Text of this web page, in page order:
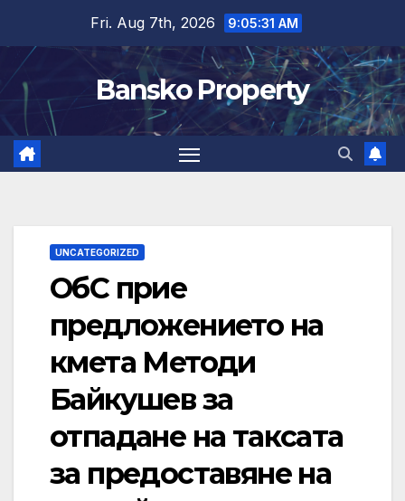
content
Fri. Aug 7th, 2026 9:05:31 AM
Bansko Property
UNCATEGORIZED
ОбС прие
предложението на
кмета Методи
Байкушев за
отпадане на таксата
за предоставяне на